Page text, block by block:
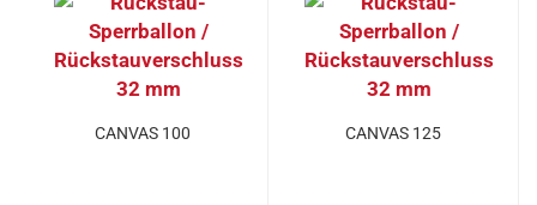
CANVAS 100 CANVAS 125